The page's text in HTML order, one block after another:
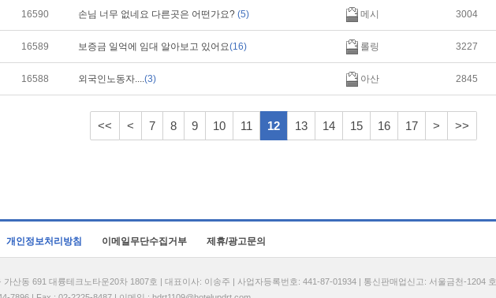
16590 손님 너무 없네요 다른곳은 어떤가요? (5) 메시 3004
16589 보증금 일억에 임대 알아보고 있어요(16) 롤링 3227
16588 외국인노동자....(3) 아산 2845
<< < 7 8 9 10 11 12 13 14 15 16 17 > >>
개인정보처리방침 이메일무단수집거부 제휴/광고문의
산동 691 대륭테크노타운20차 1807호 | 대표이사: 이송주 | 사업자등록번호: 441-87-01934 | 통신판매업신고: 서울금천-1204 호